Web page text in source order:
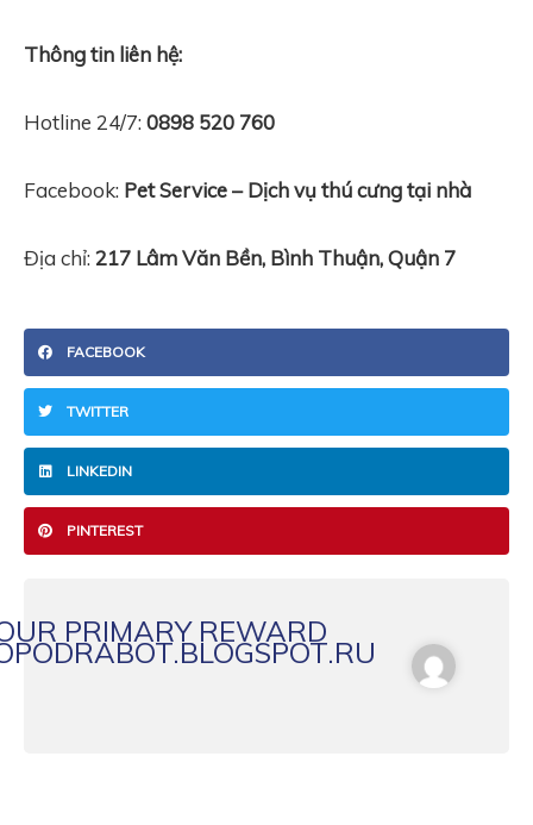
Thông tin liên hệ:
Hotline 24/7: 0898 520 760
Facebook: Pet Service – Dịch vụ thú cưng tại nhà
Địa chỉ: 217 Lâm Văn Bền, Bình Thuận, Quận 7
FACEBOOK
TWITTER
LINKEDIN
PINTEREST
PRIMARY REWARD